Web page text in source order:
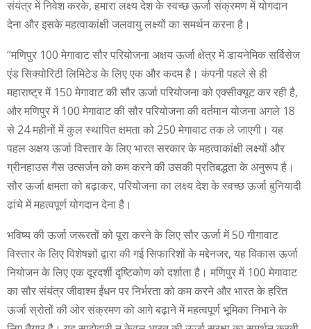
संयंत्र में निवेश करके, हमारा लक्ष्य देश के स्वच्छ ऊर्जा संक्रमण में योगदान
देना और इसके महत्वाकांक्षी जलवायु लक्ष्यों का समर्थन करना है।
“मणिपुर 100 मेगावाट सौर परियोजना अक्षय ऊर्जा क्षेत्र में डायनेमिक सर्विसेज
एंड सिक्योरिटी लिमिटेड के लिए एक और कदम है। कंपनी पहले से ही
महाराष्ट्र में 150 मेगावाट की सौर ऊर्जा परियोजना को एक्सीक्यूट कर रही है,
और मणिपुर में 100 मेगावाट की सौर परियोजना की वर्तमान योजना अगले 18
से 24 महीनों में कुल स्थापित क्षमता को 250 मेगावाट तक ले जाएगी। यह
पहल अक्षय ऊर्जा विस्तार के लिए भारत सरकार के महत्वाकांक्षी लक्ष्यों और
ग्रीनहाउस गैस उत्सर्जन को कम करने की उसकी प्रतिबद्धता के अनुरूप है।
सौर ऊर्जा क्षमता को बढ़ाकर, परियोजना का लक्ष्य देश के स्वच्छ ऊर्जा बुनियादी
ढांचे में महत्वपूर्ण योगदान देना है।
भविष्य की ऊर्जा जरूरतों को पूरा करने के लिए सौर ऊर्जा में 50 गीगावाट
विस्तार के लिए विशेषज्ञों द्वारा की गई सिफारिशों के मद्देनजर, यह विकास ऊर्जा
नियोजन के लिए एक दूरदर्शी दृष्टिकोण को दर्शाता है। मणिपुर में 100 मेगावाट
का सौर संयंत्र जीवाश्म ईंधन पर निर्भरता को कम करने और भारत के हरित
ऊर्जा स्रोतों की ओर संक्रमण को आगे बढ़ाने में महत्वपूर्ण भूमिका निभाने के